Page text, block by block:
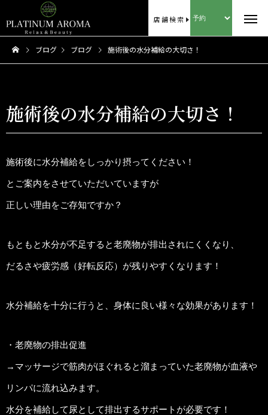
店舗検索
ブログ ブログ 施術後の水分補給の大切さ！
施術後の水分補給の大切さ！
施術後に水分補給をしっかり摂ってください！
とご案内をさせていただいていますが
正しい理由をご存知ですか？
もともと水分が不足すると老廃物が排出されにくくなり、
だるさや疲労感（好転反応）が残りやすくなります！
水分補給を十分に行うと、身体に良い様々な効果があります！
・老廃物の排出促進
→マッサージで筋肉がほぐれると溜まっていた老廃物が血液や
リンパに流れ込みます。
水分を補給して尿として排出するサポートが必要です！